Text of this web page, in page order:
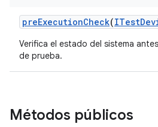
preExecutionCheck(ITest
Verifica el estado del sistema
de prueba.
Métodos públicos